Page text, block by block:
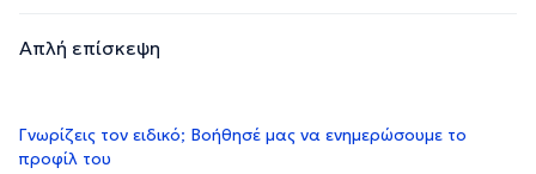
Απλή επίσκεψη
Γνωρίζεις τον ειδικό; Βοήθησέ μας να ενημερώσουμε το
προφίλ του